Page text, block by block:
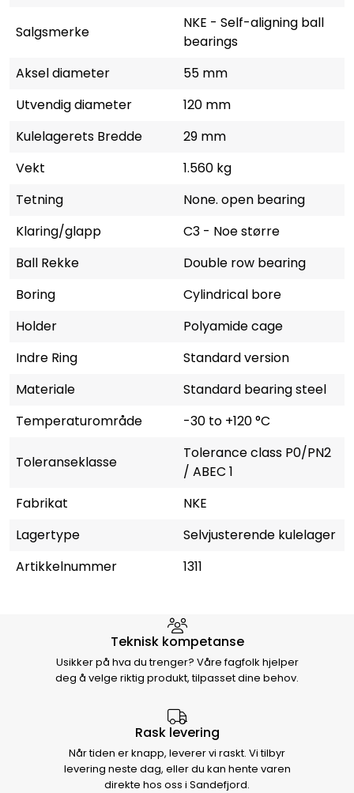
Salgsmerke
NKE - Self-aligning ball
bearings
Aksel diameter
55 mm
Utvendig diameter
120 mm
Kulelagerets Bredde
29 mm
Vekt
1.560 kg
Tetning
None. open bearing
Klaring/glapp
C3 - Noe større
Ball Rekke
Double row bearing
Boring
Cylindrical bore
Holder
Polyamide cage
Indre Ring
Standard version
Materiale
Standard bearing steel
Temperaturområde
-30 to +120 °C
Toleranseklasse
Tolerance class P0/PN2
/ ABEC 1
Fabrikat
NKE
Lagertype
Selvjusterende kulelager
Artikkelnummer
1311
Hvorfor velge Storm Halvorsen
Teknisk kompetanse
Usikker på hva du trenger? Våre fagfolk hjelper
deg å velge riktig produkt, tilpasset dine behov.
Rask levering
Når tiden er knapp, leverer vi raskt. Vi tilbyr
levering neste dag, eller du kan hente varen
direkte hos oss i Sandefjord.